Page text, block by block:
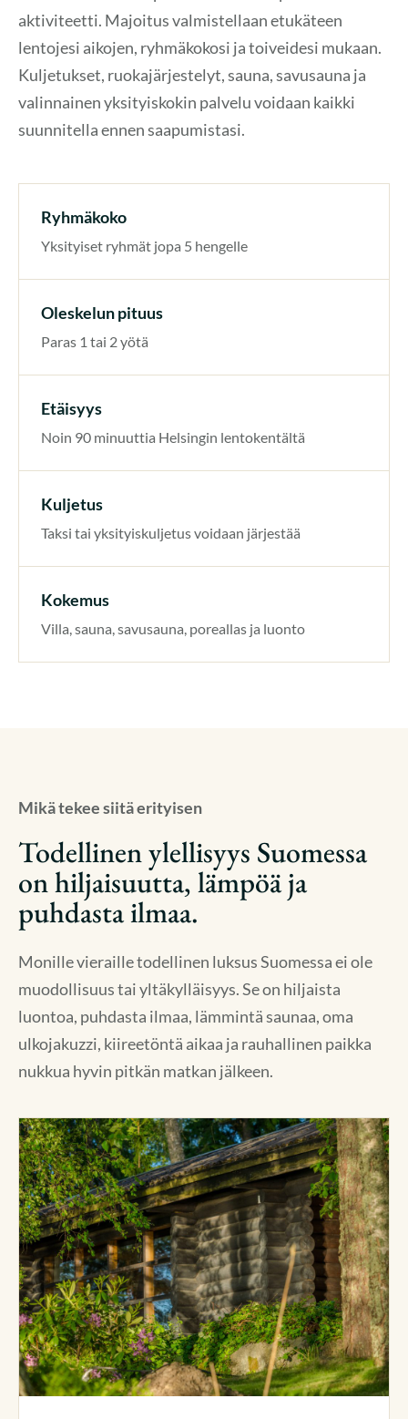
aktiviteetti. Majoitus valmistellaan etukäteen
lentojesi aikojen, ryhmäkokosi ja toiveidesi mukaan.
Kuljetukset, ruokajärjestelyt, sauna, savusauna ja
valinnainen yksityiskokin palvelu voidaan kaikki
suunnitella ennen saapumistasi.
Ryhmäkoko
Yksityiset ryhmät jopa 5 hengelle
Oleskelun pituus
Paras 1 tai 2 yötä
Etäisyys
Noin 90 minuuttia Helsingin lentokentältä
Kuljetus
Taksi tai yksityiskuljetus voidaan järjestää
Kokemus
Villa, sauna, savusauna, poreallas ja luonto
Mikä tekee siitä erityisen
Todellinen ylellisyys Suomessa
on hiljaisuutta, lämpöä ja
puhdasta ilmaa.
Monille vieraille todellinen luksus Suomessa ei ole
muodollisuus tai yltäkylläisyys. Se on hiljaista
luontoa, puhdasta ilmaa, lämmintä saunaa, oma
ulkojakuzzi, kiireetöntä aikaa ja rauhallinen paikka
nukkua hyvin pitkän matkan jälkeen.